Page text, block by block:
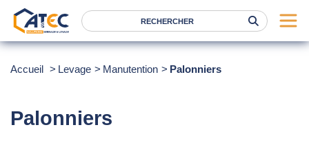
Accueil Levage Manutention Palonniers
Palonniers